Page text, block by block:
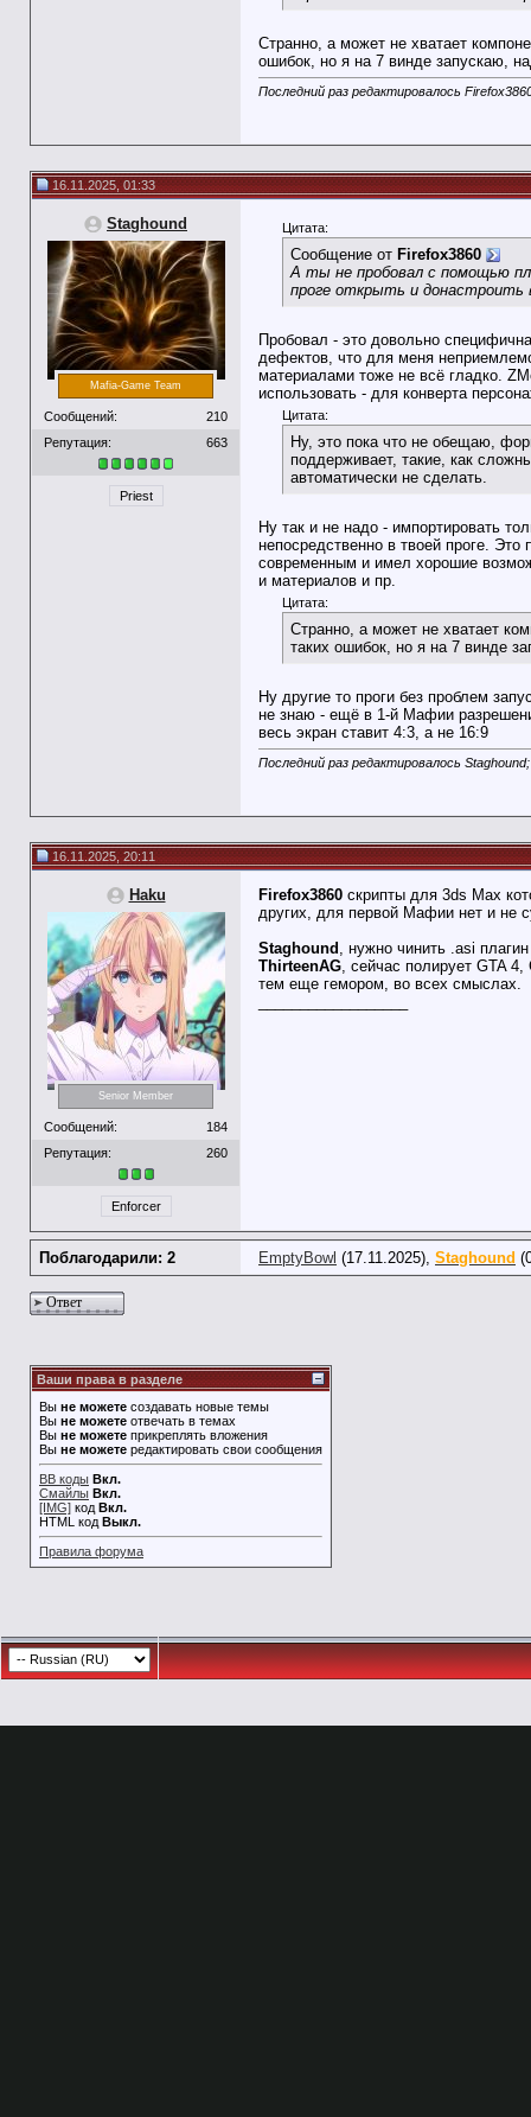
Странно, а может не хватает
ошибок, но я на 7 винде запускаю,
Последний раз редактировалось
16.11.2025, 01:33
Staghound
Mafia-Game Team
Сообщений:
210
Репутация:
663
Priest
Цитата:
Сообщение от Firefox3860
А ты не пробовал с помощью
проге открыть и донастроить
Пробовал - это довольно
дефектов, что для меня
материалами тоже не всё гладко.
использовать - для конверта
Цитата:
Ну, это пока что не обещаю,
поддерживает, такие, как
автоматически не сделать.
Ну так и не надо - импортировать
непосредственно в твоей проге.
современным и имел хорошие
и материалов и пр.
Цитата:
Странно, а может не хватает
таких ошибок, но я на 7 винде
Ну другие то проги без проблем
не знаю - ещё в 1-й Мафии
весь экран ставит 4:3, а не 16:9
Последний раз редактировалось
16.11.2025, 20:11
Haku
Senior Member
Сообщений:
184
Репутация:
260
Enforcer
Firefox3860 скрипты для 3ds Max
других, для первой Мафии нет и не
Staghound , нужно чинить .asi
ThirteenAG, сейчас полирует GTA
тем еще гемором, во всех смыслах.
Поблагодарили: 2 EmptyBowl (17.11.2025), Staghound
Ответ
Ваши права в разделе
Вы не можете создавать новые темы
Вы не можете отвечать в темах
Вы не можете прикреплять вложения
Вы не можете редактировать свои сообщения
BB коды Вкл.
Смайлы Вкл.
[IMG] код Вкл.
HTML код Выкл.
Правила форума